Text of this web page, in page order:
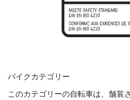
バイクカテゴリー
このカテゴリーの自転車は、舗装